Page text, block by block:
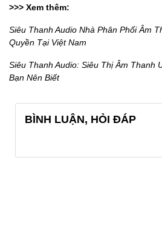
>>> Xem thêm:
Siêu Thanh Audio Nhà Phân Phối Âm
Quyền Tại Việt Nam
Siêu Thanh Audio: Siêu Thị Âm Thanh
Bạn Nên Biết
BÌNH LUẬN, HỎI ĐÁP